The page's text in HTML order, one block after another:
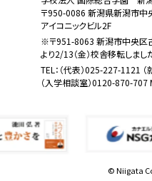
〒950-0086 新潟県新潟市
アイコニックビル2F
※〒951-8063 新潟市中央区
より2/13（金）校舎移転しまし
TEL： （代表）025-227-1121
（入学相談室）0120-870-707
© Niigata